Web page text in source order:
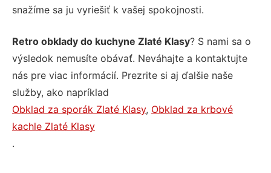
snažíme sa ju vyriešiť k vašej spokojnosti.
Retro obklady do kuchyne Zlaté Klasy? S nami sa o
výsledok nemusíte obávať. Neváhajte a kontaktujte
nás pre viac informácií. Prezrite si aj ďalšie naše
služby, ako napríklad
Obklad za sporák Zlaté Klasy, Obklad za krbové
kachle Zlaté Klasy
.